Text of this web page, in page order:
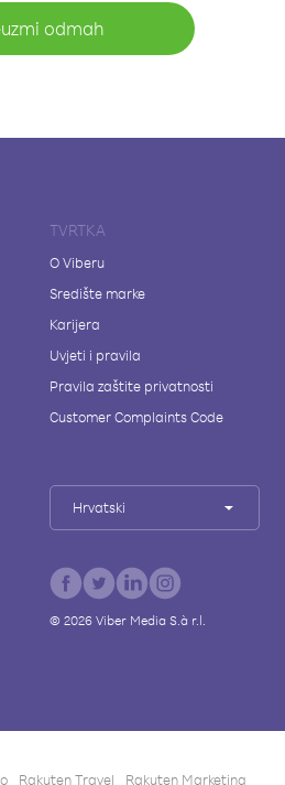
odmah
TVRTKA
O Viberu
Središte marke
Karijera
Uvjeti i pravila
Pravila zaštite privatnosti
Customer Complaints Code
Hrvatski
© 2026Viber Media S.à r.l.
Rakuten Travel Rakuten Marketing